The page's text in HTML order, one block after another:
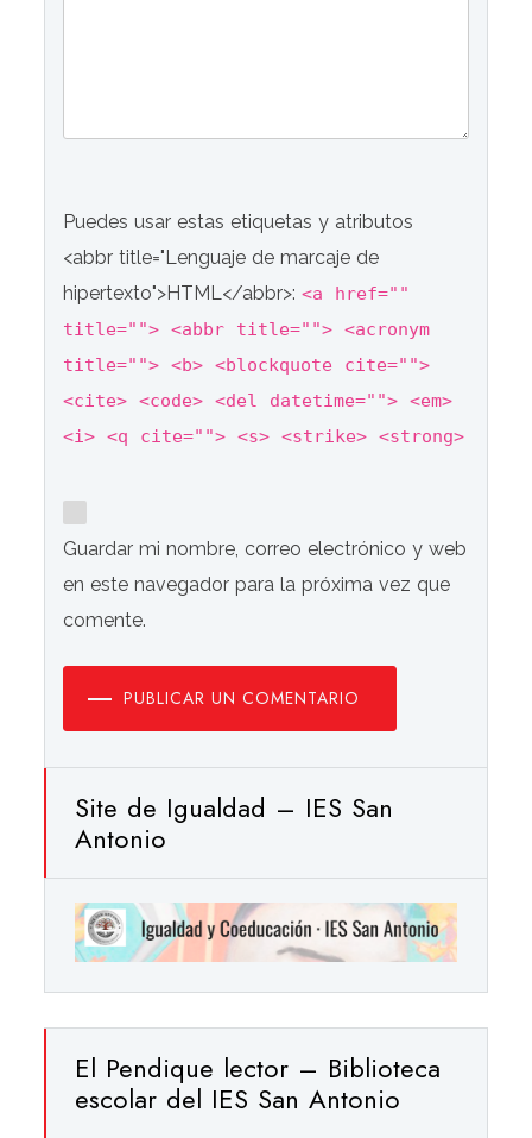
Puedes usar estas etiquetas y atributos
<abbr title="Lenguaje de marcaje de
hipertexto">HTML</abbr>:<a href=""
title=""> <abbr title=""> <acronym
title=""> <b> <blockquote cite="">
<cite> <code> <del datetime=""> <em>
<i> <q cite=""> <s> <strike> <strong>
Guardar mi nombre, correo electrónico y web
en este navegador para la próxima vez que
comente.
PUBLICAR UN COMENTARIO
Site de Igualdad – IES San
Antonio
El Pendique lector – Biblioteca
escolar del IES San Antonio